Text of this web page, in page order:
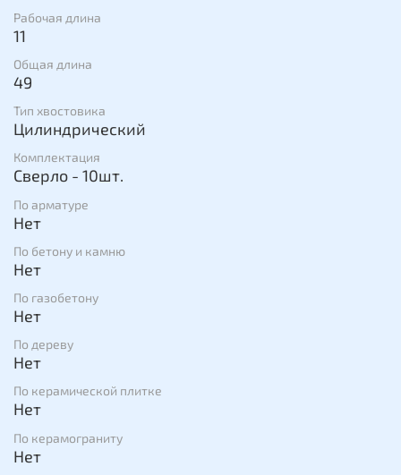
Рабочая длина
11
Общая длина
49
Тип хвостовика
Цилиндрический
Комплектация
Сверло - 10шт.
По арматуре
Нет
По бетону и камню
Нет
По газобетону
Нет
По дереву
Нет
По керамической плитке
Нет
По керамограниту
Нет